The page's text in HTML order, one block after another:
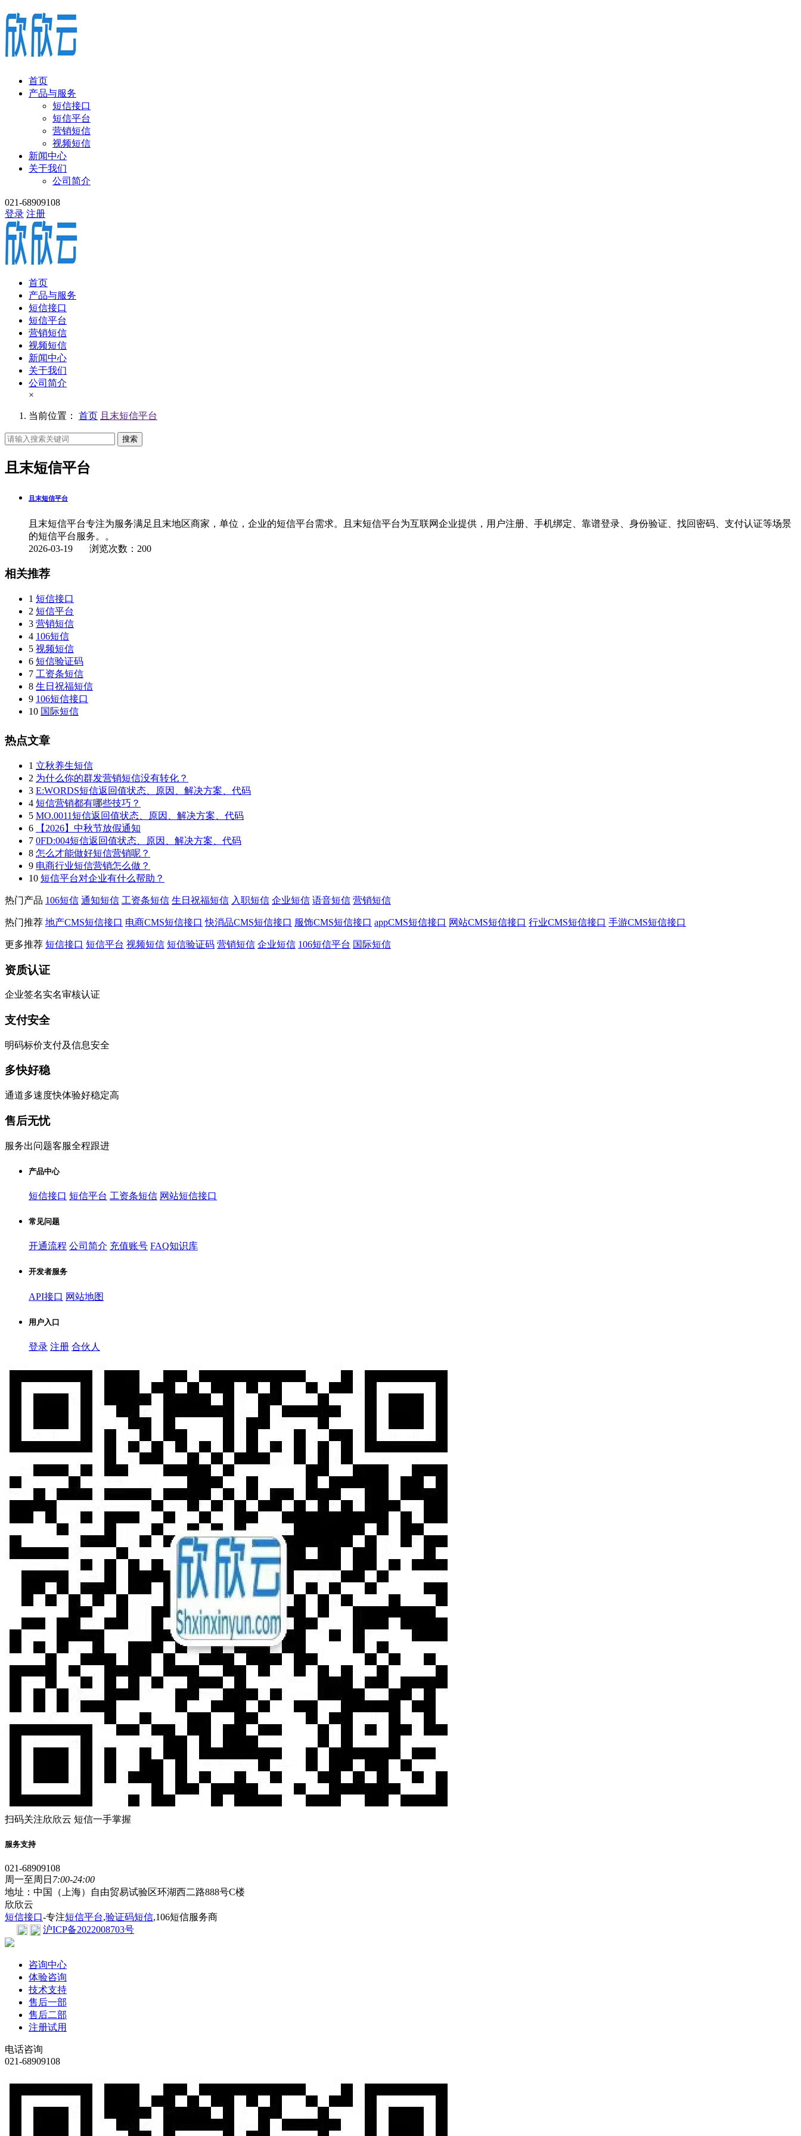
首页
产品与服务
短信接口
短信平台
营销短信
视频短信
新闻中心
关于我们
公司简介
021-68909108
登录 注册
首页
产品与服务
短信接口
短信平台
营销短信
视频短信
新闻中心
关于我们
公司简介
×
当前位置： 首页 且末短信平台
搜索
且末短信平台
且末短信平台
且末短信平台专注为服务满足且末地区商家，单位，企业的短信平台需求。且末短信平台为互联网企业提供，用户注册、手机绑定、靠谱登录、身份验证、找回密码、支付认证等场景
的短信平台服务。。
2026-03-19 浏览次数：200
相关推荐
1 短信接口
2 短信平台
3 营销短信
4 106短信
5 视频短信
6 短信验证码
7 工资条短信
8 生日祝福短信
9 106短信接口
10 国际短信
热点文章
1 立秋养生短信
2 为什么你的群发营销短信没有转化？
3 E:WORDS短信返回值状态、原因、解决方案、代码
4 短信营销都有哪些技巧？
5 MO.0011短信返回值状态、原因、解决方案、代码
6
【2026】中秋节放假通知
7 0FD:004短信返回值状态、原因、解决方案、代码
8 怎么才能做好短信营销呢？
9 电商行业短信营销怎么做？
10 短信平台对企业有什么帮助？
热门产品 106短信 通知短信 工资条短信 生日祝福短信 入职短信 企业短信 语音短信 营销短信
热门推荐 地产CMS短信接口 电商CMS短信接口 快消品CMS短信接口 服饰CMS短信接口 appCMS短信接口 网站CMS短信接口 行业CMS短信接口 手游CMS短信接口
更多推荐 短信接口 短信平台 视频短信 短信验证码 营销短信 企业短信 106短信平台 国际短信
资质认证
企业签名实名审核认证
支付安全
明码标价支付及信息安全
多快好稳
通道多速度快体验好稳定高
售后无忧
服务出问题客服全程跟进
产品中心
短信接口 短信平台 工资条短信 网站短信接口
常见问题
开通流程 公司简介 充值账号 FAQ知识库
开发者服务
API接口 网站地图
用户入口
登录 注册 合伙人
扫码关注欣欣云 短信一手掌握
服务支持
021-68909108
周一至周日 7:00-24:00
地址：中国（上海）自由贸易试验区环湖西二路888号C楼
欣欣云
短信接口-专注短信平台,验证码短信,106短信服务商
沪ICP备2022008703号
咨询中心
体验咨询
技术支持
售后一部
售后二部
注册试用
电话咨询
021-68909108